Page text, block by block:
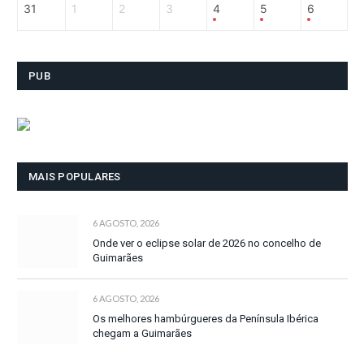
31 1 2 3 4 5 6
PUB
MAIS POPULARES
6 AGOSTO, 2026
Onde ver o eclipse solar de 2026 no concelho de
Guimarães
6 AGOSTO, 2026
Os melhores hambúrgueres da Península Ibérica
chegam a Guimarães